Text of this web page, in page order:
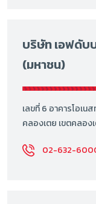
บริษัท เอฟดับ
(มหาชน)
เลขที่ 6 อาคารโอเน
คลองเตย เขตคลอง
02-632-